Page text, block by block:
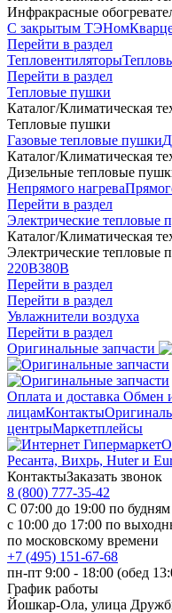
Инфракрасные
С закрытым ТЭНом
Перейти в раздел
Тепловентиляторы
Перейти в раздел
Тепловые пушки
Каталог/Климатическая
Тепловые пушки
Газовые тепловые пушки
Каталог/Климатическая
Дизельные тепловые
Непрямого нагрева
Перейти в раздел
Электрические тепловые
Каталог/Климатическая
Электрические тепловые
220В380В
Перейти в раздел
Перейти в раздел
Увлажнители воздуха
Перейти в раздел
Оригинальные запчасти
Оплата и доставка Обмен
лицамКонтакты
центрыМаркетплейсы
Ресанта, Вихрь, Huter и
КонтактыЗаказать звонок
8 (800) 777-35-42
С 07:00 до 19:00 по будням
с 10:00 до 17:00 по
по московскому времени
+7 (495) 151-67-68
пн-пт 9:00 - 18:00 (обед
График работы
Йошкар-Ола, улица